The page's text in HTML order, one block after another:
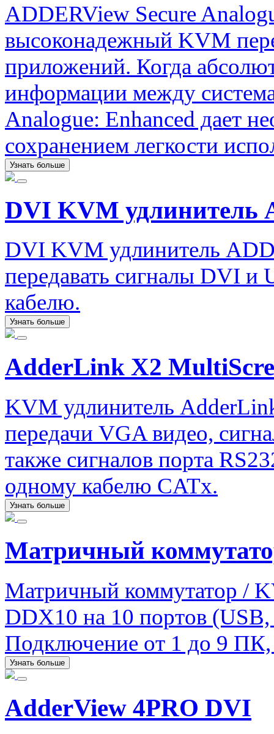
ADDERView Secure
высоконадежный KVM
приложений. Когда
информации между
Analogue: Enhanced дает
сохранением легкости
Узнать больше
DVI KVM удлинитель
DVI KVM удлинитель
передавать сигналы DVI и
кабелю.
Узнать больше
AdderLink X2
KVM удлинитель
передачи VGA видео,
также сигналов порта
одному кабелю CATx.
Узнать больше
Матричный
Матричный коммутатор /
DDX10 на 10 портов
Подключение от 1 до 9 ПК,
Узнать больше
AdderView 4PRO DVI